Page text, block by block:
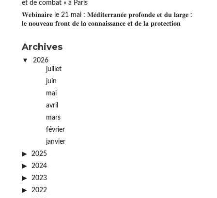
et de combat » à Paris
𝐖𝐞𝐛𝐢𝐧𝐚𝐢𝐫𝐞 le 21 mai : 𝐌𝐞́𝐝𝐢𝐭𝐞𝐫𝐫𝐚𝐧𝐞́𝐞 𝐩𝐫𝐨𝐟𝐨𝐧𝐝𝐞 𝐞𝐭 𝐝𝐮 𝐥𝐚𝐫𝐠𝐞 :
𝐥𝐞 𝐧𝐨𝐮𝐯𝐞𝐚𝐮 𝐟𝐫𝐨𝐧𝐭 𝐝𝐞 𝐥𝐚 𝐜𝐨𝐧𝐧𝐚𝐢𝐬𝐬𝐚𝐧𝐜𝐞 𝐞𝐭 𝐝𝐞 𝐥𝐚 𝐩𝐫𝐨𝐭𝐞𝐜𝐭𝐢𝐨𝐧
Archives
2026
juillet
juin
mai
avril
mars
février
janvier
2025
2024
2023
2022